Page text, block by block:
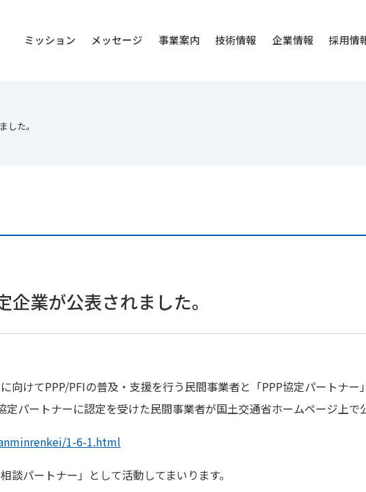
ミッション メッセージ 事業案内 技術情報 企業情報 採用情
した。
業が公表されました。
向けてPPP/PFIの普及・支援を行う民間事業者と「PPP協定パートナー
パートナーに認定を受けた民間事業者が国土交通省ホームページ上で
1-6-1.html
パートナー」として活動してまいります。